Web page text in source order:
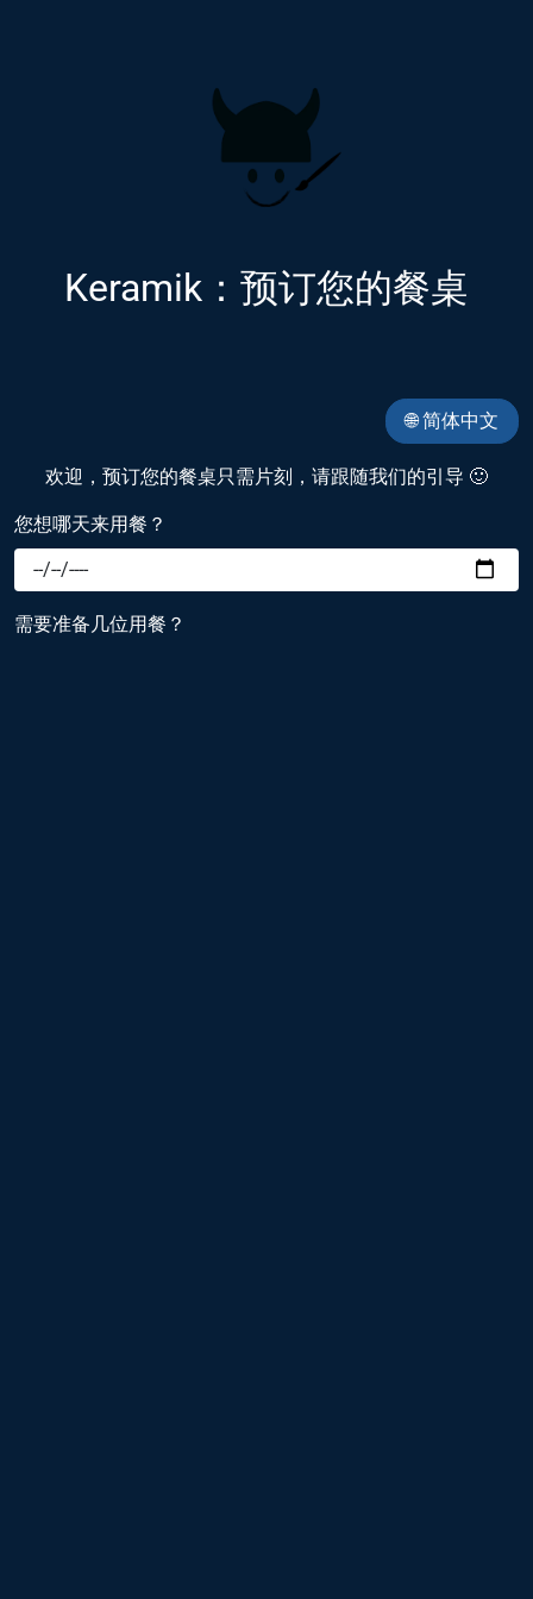
Keramik：预订您的餐桌
🌐 简体中文
欢迎，预订您的餐桌只需片刻，请跟随我们的引导 🙂
您想哪天来用餐？
需要准备几位用餐？